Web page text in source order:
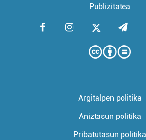
Publizitatea
Argitalpen politika
Aniztasun politika
Pribatutasun politika